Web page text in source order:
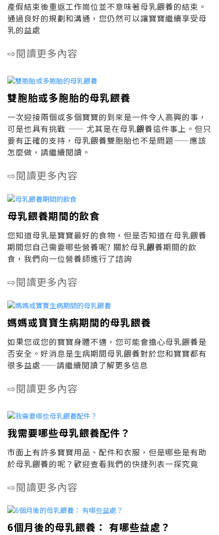
產假結束後重返工作崗位並不意味著母乳餵養的結束。
通過良好的規劃和溝通，您仍然可以讓寶寶繼續享受母
乳的益處
⇨閱讀更多內容
雙胞胎或多胞胎的母乳餵養
一次迎接兩個或多個寶寶的到來是一件令人高興的事，
可是也具有挑戰 —— 尤其是在母乳餵養這件事上。但只
要有正確的支持，母乳餵養雙胞胎也不是問題——應該
怎麼做，請繼續閱讀。
⇨閱讀更多內容
母乳餵養期間的飲食
您知道母乳是寶寶最好的食物，但是否知道在母乳餵養
期間您自己需要哪些營養呢? 關於母乳餵養期間的飲
食，我們向一位營養師進行了諮詢
⇨閱讀更多內容
媽媽或寶寶生病期間的母乳餵養
如果您或您的寶寶身體不適，您可能會擔心母乳餵養是
否安全。好消息是生病期間母乳餵養對於您和寶寶都有
很多益處——請繼續閱讀了解更多信息
⇨閱讀更多內容
我需要哪些母乳餵養配件？
市面上有許多寶寶用品、配件和衣服，但是哪些是有助
於母乳餵養的呢？歡迎查看我們的快捷列表一探究竟
⇨閱讀更多內容
6個月後的母乳餵養： 有哪些益處？